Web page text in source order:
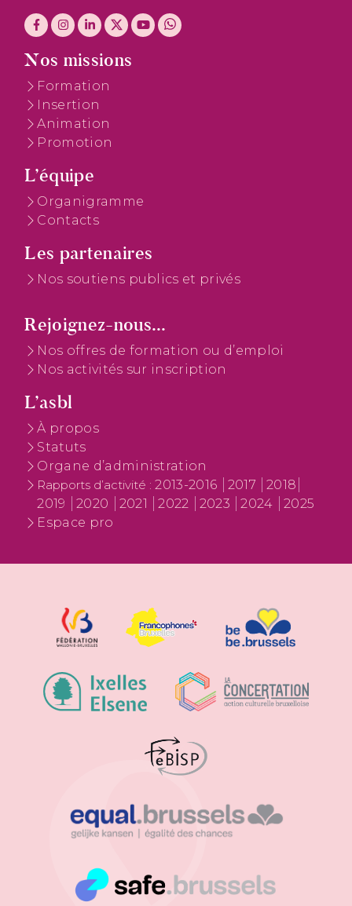
Nos missions
Formation
Insertion
Animation
Promotion
L’équipe
Organigramme
Contacts
Les partenaires
Nos soutiens publics et privés
Rejoignez-nous...
Nos offres de formation ou d’emploi
Nos activités sur inscription
L’asbl
À propos
Statuts
Organe d’administration
Rapports d’activité :2013-2016 2017
2018
2019
2020 2021 2022 2023 2024
2025
Espace pro